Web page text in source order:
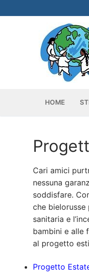
al
HOME
Cari amici
nessuna
soddisfare.
che bielorusse
sanitaria e
bambini e alle
al progetto
Progetto